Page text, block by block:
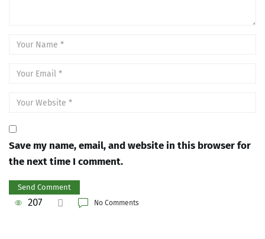
Save my name, email, and website in this browser for
the next time I comment.
207 No Comments